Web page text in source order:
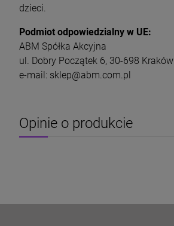
dzieci.
Podmiot odpowiedzialny w UE:
ABM Spółka Akcyjna
ul. Dobry Początek 6, 30-698 Kraków
e-mail: sklep@abm.com.pl
Opinie o produkcie